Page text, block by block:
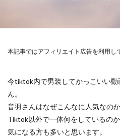
本記事ではアフィリエイト広告を利用し
今tiktok内で男装してかっこいい動
ん。
音羽さんはなぜこんなに人気なの
Tiktok以外で一体何をしているのか
気になる方も多いと思います。